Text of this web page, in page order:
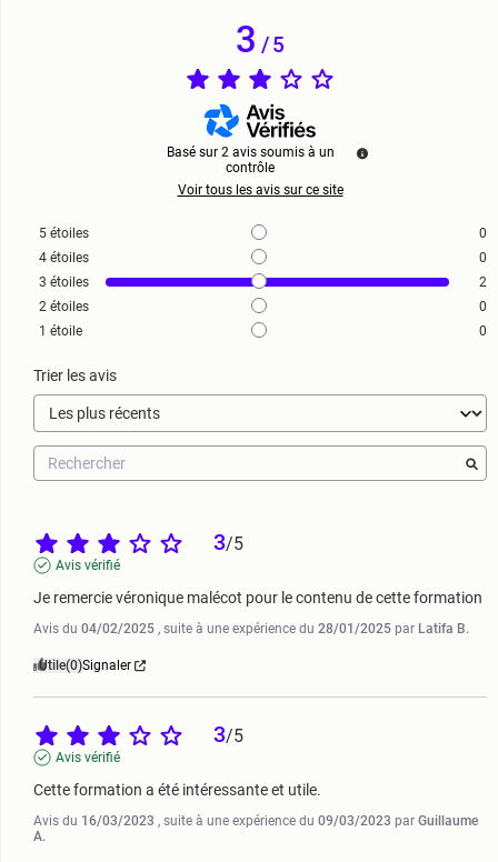
3/5
Basé sur 2 avis soumis à un
contrôle
Voir tous les avis sur ce site
5 étoiles
0
4 étoiles
0
3 étoiles
2
2 étoiles
0
1 étoile 0
Trier les avis
3/5
Avis vérifié
Je remercie véronique malécot pour le contenu de cette formation
Avis du 04/02/2025 , suite à une expérience du 28/01/2025 par Latifa B.
Utile(0)Signaler
3/5
Avis vérifié
Cette formation a été intéressante et utile.
Avis du 16/03/2023 , suite à une expérience du 09/03/2023 par Guillaume
A.